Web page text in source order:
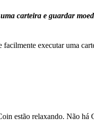
carteira e guardar
executar uma
estão relaxando. Não há